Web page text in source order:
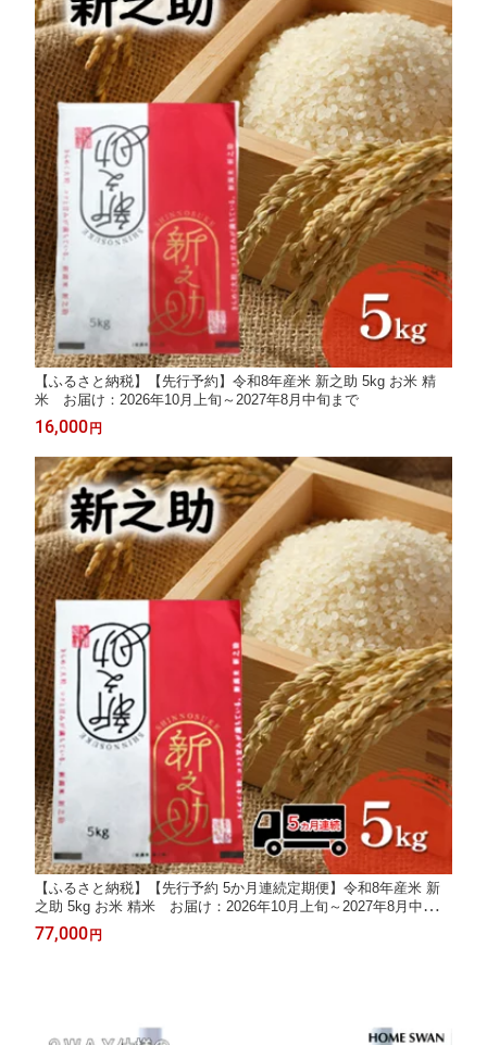
【ふるさと納税】【先行予約】令和8年産米 新之助 5kg お米 精
米 お届け：2026年10月上旬～2027年8月中旬まで
16,000円
【ふるさと納税】【先行予約 5か月連続定期便】令和8年産米 新
之助 5kg お米 精米 お届け：2026年10月上旬～2027年8月中旬ま
で
77,000円